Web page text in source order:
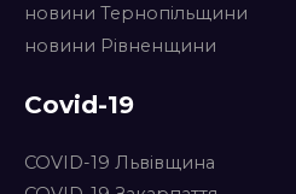
новини Тернопільщини
новини Рівненщини
Covid-19
COVID-19 Львівщина